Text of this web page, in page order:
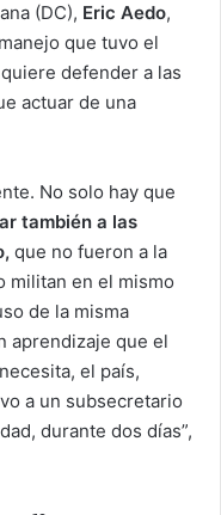
(DC), Eric Aedo,
que tuvo el
defender a las
actuar de una
No solo hay que
también a las
que no fueron a la
militan en el mismo
de la misma
aprendizaje que el
el país,
a un subsecretario
durante dos días”,